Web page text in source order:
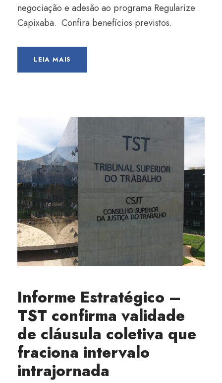
negociação e adesão ao programa Regularize
Capixaba. Confira benefícios previstos.
LEIA MAIS
Informe Estratégico –
TST confirma validade
de cláusula coletiva que
fraciona intervalo
intrajornada